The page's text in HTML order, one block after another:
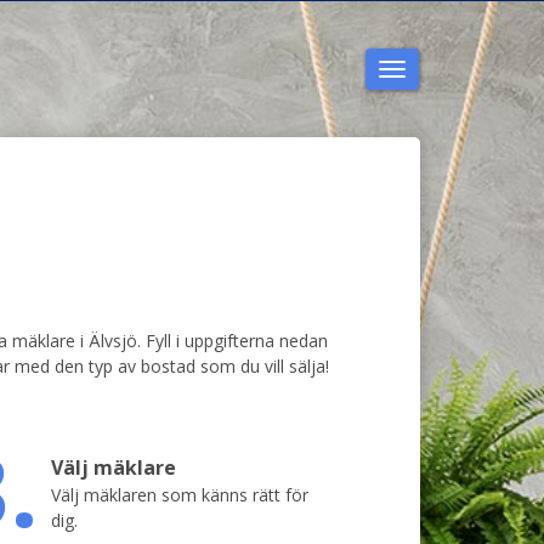
Toggla
navigering
i Älvsjö. Fyll i uppgifterna nedan
den typ av bostad som du vill sälja!
Välj mäklare
Välj mäklaren som känns rätt för
dig.